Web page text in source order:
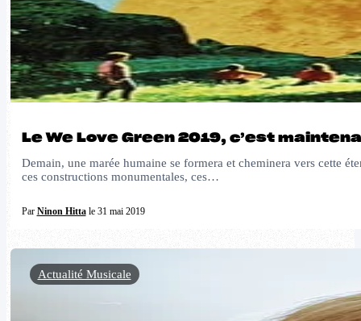
Le We Love Green 2019, c’est
Demain, une marée humaine se formera et cheminera vers cette
ces constructions monumentales, ces…
Par Ninon Hittale 31 mai 2019
Actualité Musicale